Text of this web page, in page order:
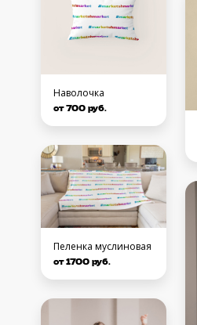
Наволочка
от 700 руб.
Пеленка муслиновая
от 1700 руб.